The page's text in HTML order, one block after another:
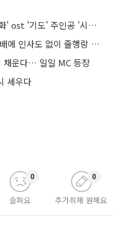
'슈가맨' 정일영 등장! '가을 동화' ost '기도' 주인공 '시선 집중'
'슈가맨' 유재석 "뮤즈, 지난 패배에 인사도 없이 줄행랑 쳤더라"
채운다… 일일 MC 등장
세우다
슬퍼요
0
추가취재 원해요
0